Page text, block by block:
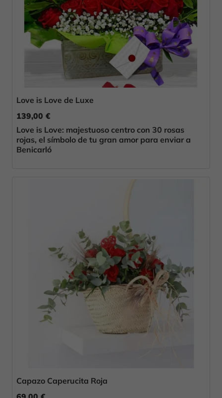
Love is Love de Luxe
139,00 €
Love is Love: majestuoso centro con 30 rosas
rojas, el símbolo de tu gran amor para enviar a
Benicarló
Capazo Caperucita Roja